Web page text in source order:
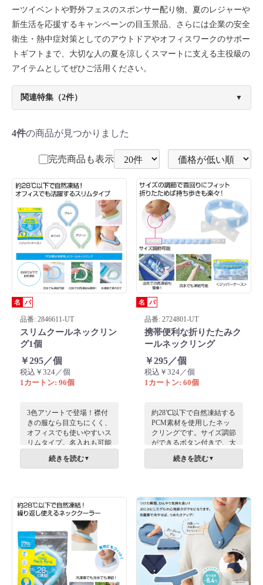
ーツイベントや野外フェスのスポンサー配り物、夏のレジャーや
新生活を応援するキャンペーンの目玉景品、さらには企業の安全
衛生・熱中症対策としてのアウトドアやオフィスワークのサポー
トギフトまで、大切な人の夏を涼しくスマートに支える主役級の
アイテムとしてぜひご活用ください。
関連特集（2件） ▼
4件の商品が見つかりました
完売商品も表示
名 パ
品番: 2846611-UT
スリムクールネックリン
グ1個
￥295／個
税込￥324／個
1カートン: 96個
3色アソートで登場！襟付
きの服なら目立ちにくく、
オフィスでも使いやすいス
リムタイプ。名入れも可能
続きを読む▼
名 パ
品番: 2724801-UT
携帯便利な折りたたみク
ールネックリング
￥295／個
税込￥324／個
1カートン: 60個
約28℃以下で自然凍結する
PCM素材を使用したネッ
クリングです。サイズ調節
ができるボタン付きで、大
人も子どももみんな使え
る！コンパクトに折りたた
続きを読む▼